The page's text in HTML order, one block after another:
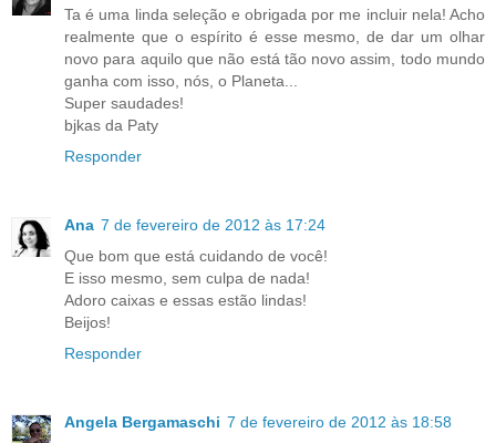
Ta é uma linda seleção e obrigada por me incluir nela! Acho
realmente que o espírito é esse mesmo, de dar um olhar
novo para aquilo que não está tão novo assim, todo mundo
ganha com isso, nós, o Planeta...
Super saudades!
bjkas da Paty
Responder
Ana 7 de fevereiro de 2012 às 17:24
Que bom que está cuidando de você!
E isso mesmo, sem culpa de nada!
Adoro caixas e essas estão lindas!
Beijos!
Responder
Angela Bergamaschi 7 de fevereiro de 2012 às 18:58